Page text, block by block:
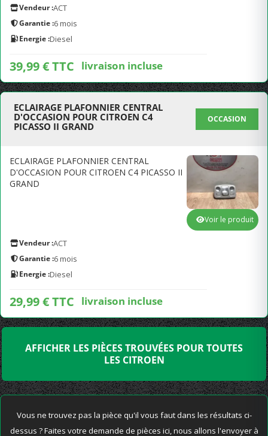
Vendeur :ACT
Garantie :6 mois
Energie :Diesel
39,99 € TTC livraison incluse
ECLAIRAGE PLAFONNIER CENTRAL
D'OCCASION POUR CITROEN C4
PICASSO II GRAND
OCCASION
ECLAIRAGE PLAFONNIER CENTRAL
D'OCCASION POUR CITROEN C4 PICASSO II
GRAND
Vendeur :ACT
Garantie :6 mois
Energie :Diesel
29,99 € TTC livraison incluse
Voir le produit
AFFICHER LES PIÈCES TROUVÉES POUR TOUTES
LES CITROEN
Vous ne trouvez pas la pièce qu'il vous faut dans les résultats ci-
dessus ? Faites votre demande de pièces ici, nous allons l'envoyer à